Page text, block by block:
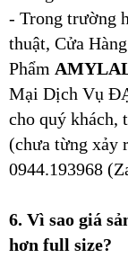
- Trong trường
thuật, Cửa
Phẩm
Mại Dịch Vụ
cho quý khách,
(chưa từng xảy
0944.193968
6. Vì sao giá
hơn full size?